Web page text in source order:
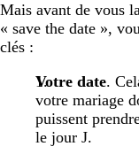
Mais avant de vous
« save the date »,
clés :
Votre date.
votre mariage
puissent
le jour J.